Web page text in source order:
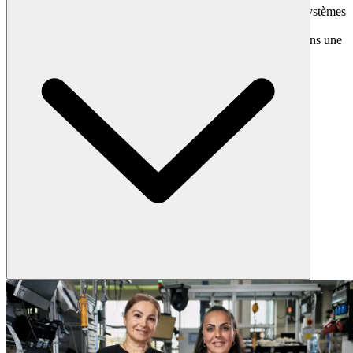
l’infrastructure du bâtiment est analysé : usage des espaces, systèmes
système d’éclairage réfléchi, pérenne et performant, conçu dans une
Avec notre modèle « Light as a Service » (LaaS ou éclairage comme
service), vous bénéficiez d’une solution d’éclairage complète –
incluant conception, installation, maintenance et modernisation –
sans immobiliser de capital. Vous payez uniquement une redevance
mensuelle fixe, avec des coûts d’exploitation parfaitement maîtrisés.